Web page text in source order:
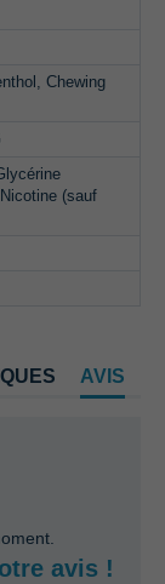
Chewing
(sauf
AVIS
avis !